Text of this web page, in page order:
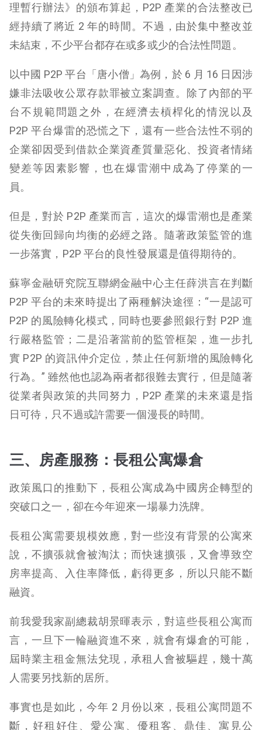
理暫行辦法》的頒布算起，P2P 產業的合法整改已
經持續了將近 2 年的時間。不過，由於集中整改並
未結束，不少平台都存在或多或少的合法性問題。
以中國 P2P 平台「唐小僧」為例，於 6 月 16 日因涉
嫌非法吸收公眾存款罪被立案調查。除了內部的平
台不規範問題之外，在經濟去槓桿化的情況以及
P2P 平台爆雷的恐慌之下，還有一些合法性不弱的
企業卻因受到借款企業資產質量惡化、投資者情緒
變差等因素影響，也在爆雷潮中成為了停業的一
員。
但是，對於 P2P 產業而言，這次的爆雷潮也是產業
從失衡回歸向均衡的必經之路。隨著政策監管的進
一步落實，P2P 平台的良性發展還是值得期待的。
蘇寧金融研究院互聯網金融中心主任薛洪言在判斷
P2P 平台的未來時提出了兩種解決途徑：“一是認可
P2P 的風險轉化模式，同時也要參照銀行對 P2P 進
行嚴格監管；二是沿著當前的監管框架，進一步扎
實 P2P 的資訊仲介定位，禁止任何新增的風險轉化
行為。” 雖然他也認為兩者都很難去實行，但是隨著
從業者與政策的共同努力，P2P 產業的未來還是指
日可待，只不過或許需要一個漫長的時間。
三、房產服務：長租公寓爆倉
政策風口的推動下，長租公寓成為中國房企轉型的
突破口之一，卻在今年迎來一場暴力洗牌。
長租公寓需要規模效應，對一些沒有背景的公寓來
說，不擴張就會被淘汰；而快速擴張，又會導致空
房率提高、入住率降低，虧得更多，所以只能不斷
融資。
前我愛我家副總裁胡景暉表示，對這些長租公寓而
言，一旦下一輪融資進不來，就會有爆倉的可能，
屆時業主租金無法兌現，承租人會被驅趕，幾十萬
人需要另找新的居所。
事實也是如此，今年 2 月份以來，長租公寓問題不
斷，好租好住、愛公寓、優租客、鼎佳、寓見公